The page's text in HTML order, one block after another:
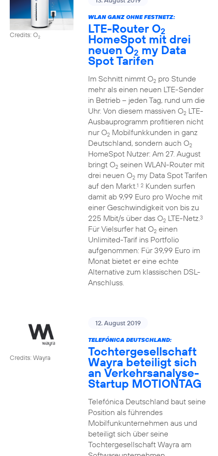
Credits: O2
WLAN GANZ OHNE FESTNETZ:
LTE-Router O2
HomeSpot mit drei
neuen O2 my Data
Spot Tarifen
Im Schnitt nimmt O2pro Stunde
mehr als einen neuen LTE-Sender
in Betrieb – jeden Tag, rund um die
Uhr. Von diesem massiven O2LTE-
Ausbauprogramm profitieren nicht
nur O2Mobilfunkkunden in ganz
Deutschland, sondern auch O2
HomeSpot Nutzer: Am 27. August
bringt O2seinen WLAN-Router mit
drei neuen O2my Data Spot Tarifen
auf den Markt.1 2Kunden surfen
damit ab 9,99 Euro pro Woche mit
einer Geschwindigkeit von bis zu
225 Mbit/s über das O2LTE-Netz.3
Für Vielsurfer hat O2einen
Unlimited-Tarif ins Portfolio
aufgenommen: Für 39,99 Euro im
Monat bietet er eine echte
Alternative zum klassischen DSL-
Anschluss.
Credits: Wayra
12. August 2019
TELEFÓNICA DEUTSCHLAND:
Tochtergesellschaft
Wayra beteiligt sich
an Verkehrsanalyse-
Startup MOTIONTAG
Telefónica Deutschland baut seine
Position als führendes
Mobilfunkunternehmen aus und
beteiligt sich über seine
Tochtergesellschaft Wayra am